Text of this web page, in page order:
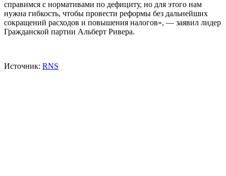
справимся с нормативами по дефициту, но для этого нам
нужна гибкость, чтобы провести реформы без дальнейших
сокращений расходов и повышения налогов», — заявил лидер
Гражданской партии Альберт Ривера.
Источник: RNS